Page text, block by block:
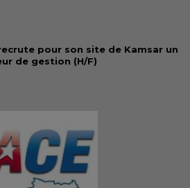
pour son site de Kamsar un
de gestion (H/F)